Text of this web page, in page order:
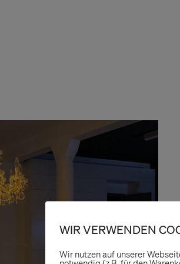
WIR VERWENDEN
Wir nutzen auf unserer